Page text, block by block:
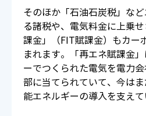
そのほか「石油石炭税」な
る諸税や、電気料金に上乗
課金」（FIT賦課金）もカー
まれます。「再エネ賦課金
ーでつくられた電気を電力
部に当てられていて、今は
能エネルギーの導入を支えて